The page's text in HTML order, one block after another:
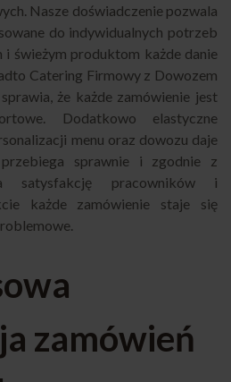
Nasze doświadczenie pozwala
do indywidualnych potrzeb
świeżym produktom każde danie
Catering Firmowy z Dowozem
że każde zamówienie jest
Dodatkowo elastyczne
menu oraz dowozu daje
sprawnie i zgodnie z
satysfakcję pracowników i
każde zamówienie staje się
zamówień